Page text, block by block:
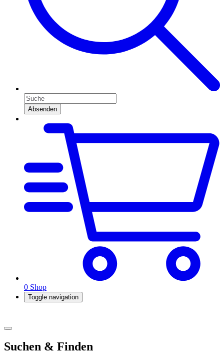
Absenden
0 Shop
Toggle navigation
Suchen & Finden